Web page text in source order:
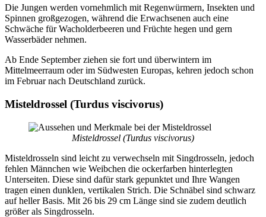
Die Jungen werden vornehmlich mit Regenwürmern, Insekten und
Spinnen großgezogen, während die Erwachsenen auch eine
Schwäche für Wacholderbeeren und Früchte hegen und gern
Wasserbäder nehmen.
Ab Ende September ziehen sie fort und überwintern im
Mittelmeerraum oder im Südwesten Europas, kehren jedoch schon
im Februar nach Deutschland zurück.
Misteldrossel (Turdus viscivorus)
Misteldrossel (Turdus viscivorus)
Misteldrosseln sind leicht zu verwechseln mit Singdrosseln, jedoch
fehlen Männchen wie Weibchen die ockerfarben hinterlegten
Unterseiten. Diese sind dafür stark gepunktet und Ihre Wangen
tragen einen dunklen, vertikalen Strich. Die Schnäbel sind schwarz
auf heller Basis. Mit 26 bis 29 cm Länge sind sie zudem deutlich
größer als Singdrosseln.